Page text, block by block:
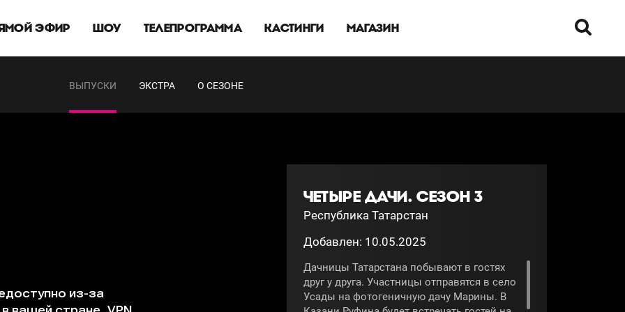
ЭФИР ШОУ ТЕЛЕПРОГРАММА КАСТИНГИ МАГАЗИН
ВЫПУСКИ ЭКСТРА О СЕЗОНЕ
ЧЕТЫРЕ ДАЧИ. СЕЗОН 3
Республика Татарстан
Добавлен: 10.05.2025
Дачницы Татарстана побывают в гостях
друг у друга. Участницы отправятся в село
Усады на фотогеничную дачу Марины. В